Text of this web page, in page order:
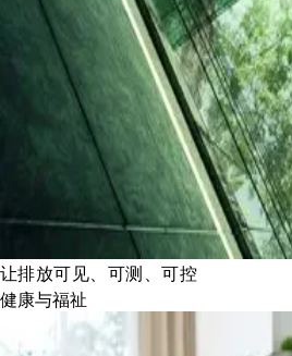
让排放可见、可测、可控
健康与福祉